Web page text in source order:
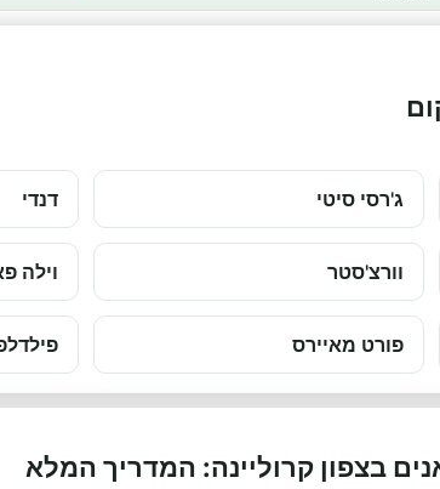
ג'רסי סיטי דנדי
וורצ'סטר וילה
פורט מאיירס
בצפון קרוליינה: המדריך המלא